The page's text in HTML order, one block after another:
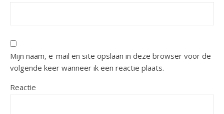
Mijn naam, e-mail en site opslaan in deze browser voor de
volgende keer wanneer ik een reactie plaats.
Reactie